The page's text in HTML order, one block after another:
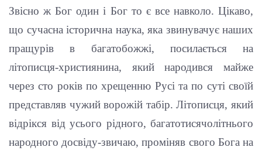
Звісно ж Бог один і Бог то є все навколо. Цікаво,
що сучасна історична наука, яка звинувачує наших
пращурів в багатобожжі, посилається на
літописця-християнина, який народився майже
через сто років по хрещенню Русі та по суті своїй
представляв чужий ворожій табір. Літописця, який
відрікся від усього рідного, багатотисячолітнього
народного досвіду-звичаю, проміняв свого Бога на